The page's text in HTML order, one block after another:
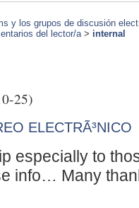
y los grupos de discusión
del lector/a> internal
25)
ELECTRÃ³NICO
especially to
info… Many